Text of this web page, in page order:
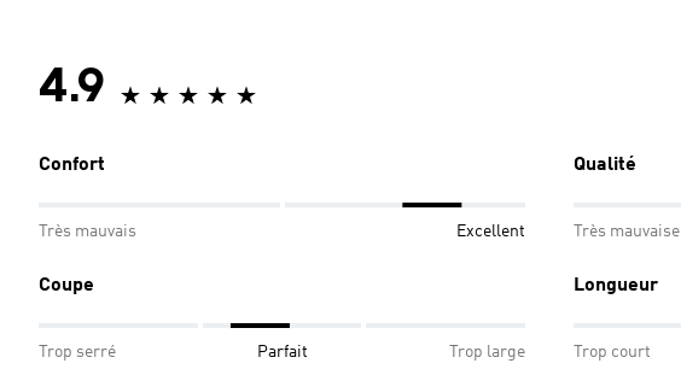
4.9
Confort
Très mauvais Excellent
Qualité
Très mauvaise
Coupe
Trop serré Parfait Trop large
Longueur
Trop court